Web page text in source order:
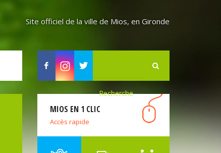
Site officiel de la ville de Mios, en Gironde
FacebookInstagram
Twitter
MIOS EN 1 CLIC
Accès rapide